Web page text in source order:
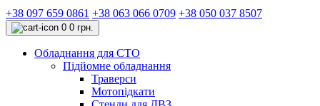
+38 097 659 0861 +38 063 066 0709 +38 050 037 8507
0 0 грн.
Обладнання для СТО
Підйомне обладнання
Траверси
Мотопідкати